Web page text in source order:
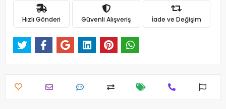
Hızlı Gönderi Güvenli Alışveriş İade ve Değişim